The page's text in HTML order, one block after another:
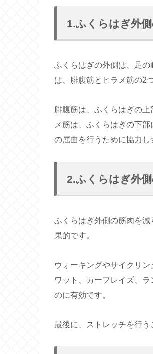
1.ふくらはぎ外
ふくらはぎの外側は、足
は、腓腹筋とヒラメ筋の2つ
腓腹筋は、ふくらはぎの
メ筋は、ふくらはぎの下
の屈曲を行うために協力し
2.ふくらはぎ外
ふくらはぎ外側の筋肉を
果的です。
ウォーキングやサイクリ
ワット、カーフレイズ、
のに有効です。
最後に、ストレッチを行う